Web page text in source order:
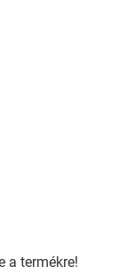
a termékre!